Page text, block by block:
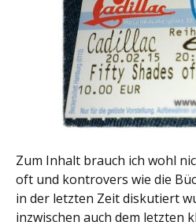
Zum Inhalt brauch ich wohl
oft und kontrovers wie die
in der letzten Zeit diskutiert
inzwischen auch dem letzten